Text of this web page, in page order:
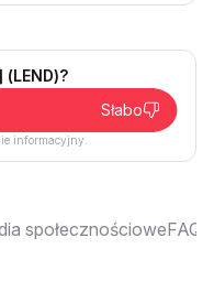
Słabo
informacyjny.
społecznościoweFAQ